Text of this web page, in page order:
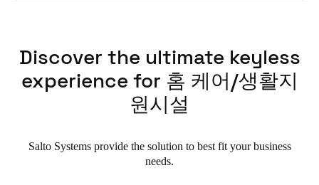
Discover the ultimate keyless
experience for 홈 케어/생활지
원시설
Salto Systems provide the solution to best fit your business
needs.